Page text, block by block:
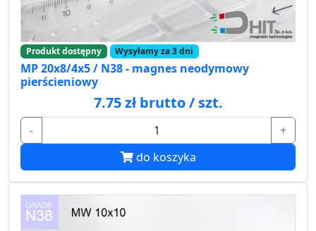
Produkt dostępny Wysyłamy za 3 dni
MP 20x8/4x5 / N38 - magnes neodymowy
pierścieniowy
7.75 zł brutto / szt.
-
+
do koszyka